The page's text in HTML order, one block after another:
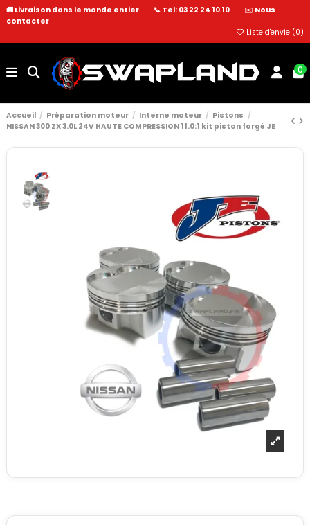
🚚 Livraison dans le monde entier — 📞 Tel: 03 22 24 10 10 — ✉️ Nous
contacter
Liste d'envie (0)
0
Accueil Préparation moteur Interne moteur
Pistons
NISSAN 300 ZX 3.0L 24V HAUTE COMPRESSION 11.0:1 kit piston forgé JE